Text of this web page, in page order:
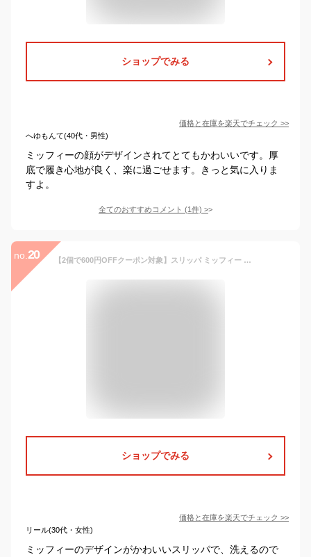
ショップでみる
価格と在庫を楽天でチェック >>
へゆもんて(40代・男性)
ミッフィーの顔がデザインされてとてもかわいいです。厚
底で履き心地が良く、楽に過ごせます。きっと気に入りま
すよ。
全てのおすすめコメント (1件) >
no. 20 【2個で600円OFFクーポン対象】スリッパ ミッフィー 洗える チャールス モノトーン ボアインソール 秋 冬 暖かい かわいい 室内 ルームシューズ送料無料 1足
ショップでみる
価格と在庫を楽天でチェック >>
リール(30代・女性)
ミッフィーのデザインがかわいいスリッパで、洗えるので